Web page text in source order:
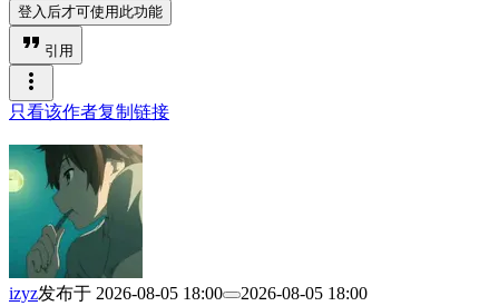
登入后才可使用此功能
format_quote 引用
more_vert
只看该作者复制链接
izyz发布于 2026-08-05 18:00
2026-08-05 18:00